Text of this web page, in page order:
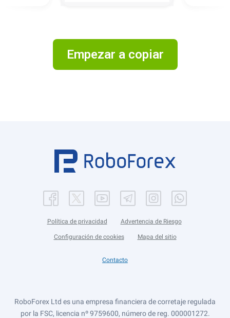
Empezar a copiar
Política de privacidad Advertencia de Riesgo
Configuración de cookies Mapa del sitio
Contacto
RoboForex Ltd es una empresa financiera de corretaje regulada
por la FSC, licencia nº 9759600, número de reg. 000001272.